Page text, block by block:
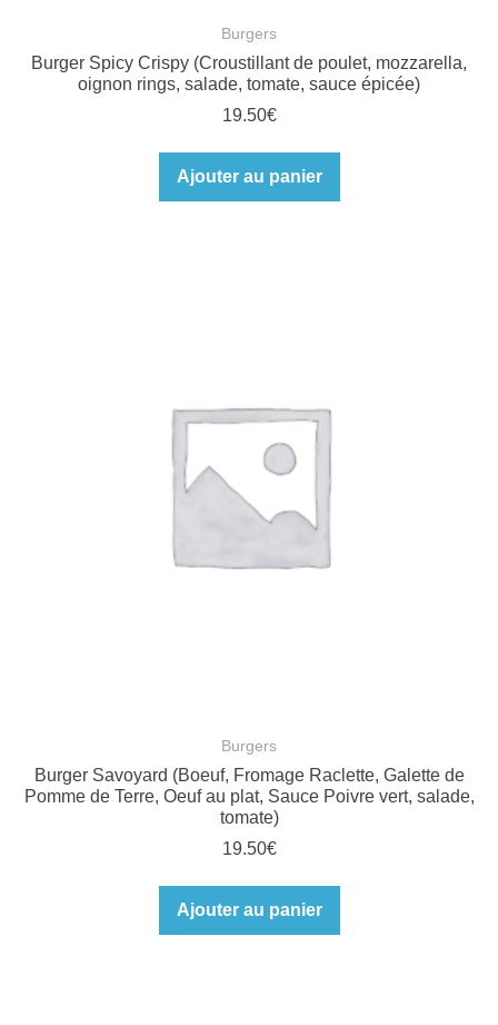
Burgers
Burger Spicy Crispy (Croustillant de poulet, mozzarella,
oignon rings, salade, tomate, sauce épicée)
19.50€
Ajouter au panier
Burgers
Burger Savoyard (Boeuf, Fromage Raclette, Galette de
Pomme de Terre, Oeuf au plat, Sauce Poivre vert, salade,
tomate)
19.50€
Ajouter au panier